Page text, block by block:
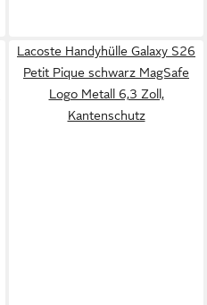
Lacoste Handyhülle Galaxy S26
Petit Pique schwarz MagSafe
Logo Metall 6,3 Zoll,
Kantenschutz